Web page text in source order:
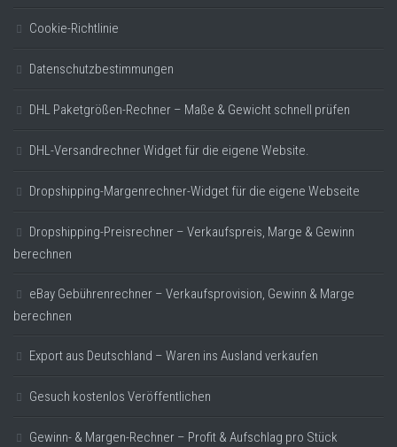
Cookie-Richtlinie
Datenschutzbestimmungen
DHL Paketgrößen-Rechner – Maße & Gewicht schnell prüfen
DHL-Versandrechner Widget für die eigene Website.
Dropshipping-Margenrechner-Widget für die eigene Webseite
Dropshipping-Preisrechner – Verkaufspreis, Marge & Gewinn
berechnen
eBay Gebührenrechner – Verkaufsprovision, Gewinn & Marge
berechnen
Export aus Deutschland – Waren ins Ausland verkaufen
Gesuch kostenlos Veröffentlichen
Gewinn- & Margen-Rechner – Profit & Aufschlag pro Stück